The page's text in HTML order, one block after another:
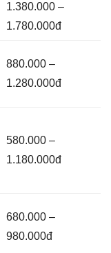
1.380.000 –
1.780.000đ
880.000 –
1.280.000đ
580.000 –
1.180.000đ
680.000 –
980.000đ